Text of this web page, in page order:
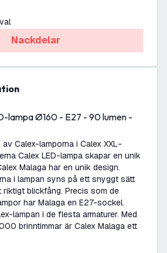
Nackdelar
lampa Ø160 - E27 - 90 lumen -
Calex-lamporna i Calex XXL-
Calex LED-lampa skapar en unik
Malaga har en unik design.
i lampan syns på ett snyggt sätt
riktigt blickfång. Precis som de
har Malaga en E27-sockel.
lampan i de flesta armaturer. Med
brinntimmar är Calex Malaga ett